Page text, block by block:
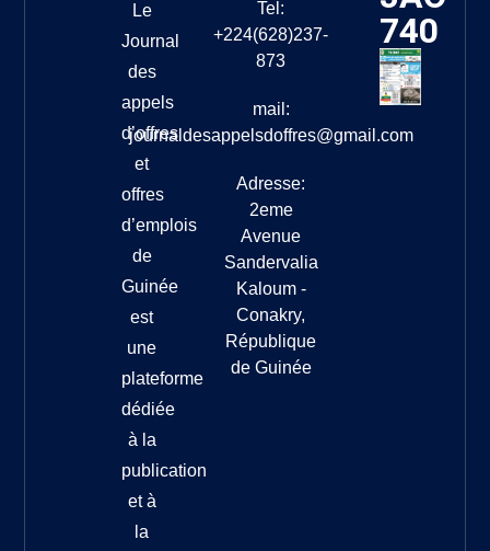
Le
Journal
des
appels
d’offres
et
offres
d’emplois
de
Guinée
est
une
plateforme
dédiée
à la
publication
et à
la
Tel:
+224(628)237-
873
mail:
journaldesappelsdoffres@gmail.com
Adresse:
2eme
Avenue
Sandervalia
Kaloum -
Conakry,
République
de Guinée
740